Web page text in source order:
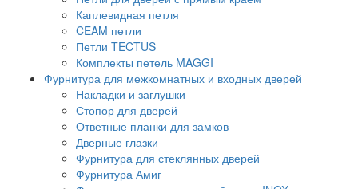
Каплевидная петля
CEAM петли
Петли TECTUS
Комплекты петель MAGGI
Фурнитура для межкомнатных и входных дверей
Накладки и заглушки
Стопор для дверей
Ответные планки для замков
Дверные глазки
Фурнитура для стеклянных дверей
Фурнитура Амиг